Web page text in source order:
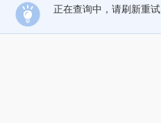
正在查询中，请刷新重试